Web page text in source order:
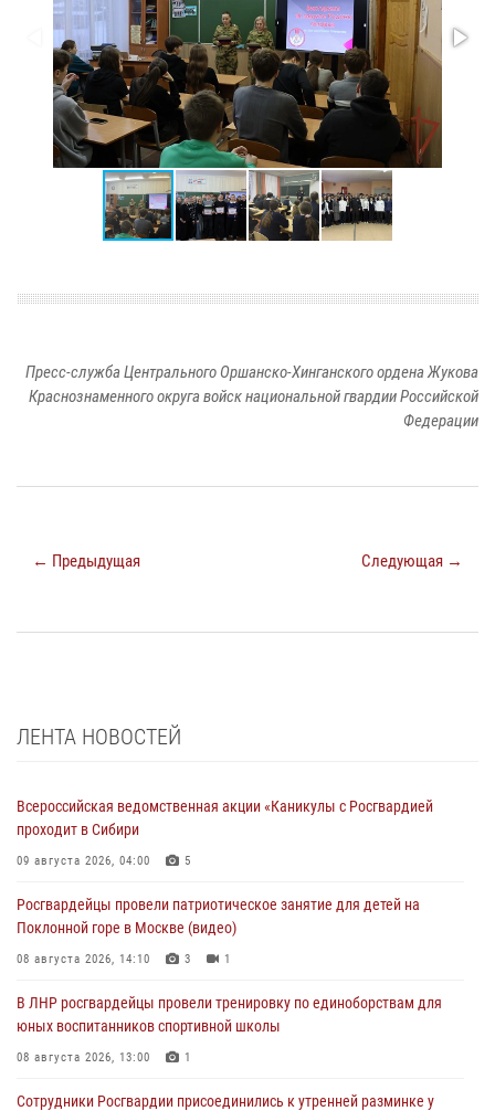
Пресс-служба Центрального Оршанско-Хинганского ордена Жукова
Краснознаменного округа войск национальной гвардии Российской
Федерации
← Предыдущая Следующая →
ЛЕНТА НОВОСТЕЙ
Всероссийская ведомственная акции «Каникулы с Росгвардией
проходит в Сибири
09 августа 2026, 04:00 5
Росгвардейцы провели патриотическое занятие для детей на
Поклонной горе в Москве (видео)
08 августа 2026, 14:10 3 1
В ЛНР росгвардейцы провели тренировку по единоборствам для
юных воспитанников спортивной школы
08 августа 2026, 13:00 1
Сотрудники Росгвардии присоединились к утренней разминке у